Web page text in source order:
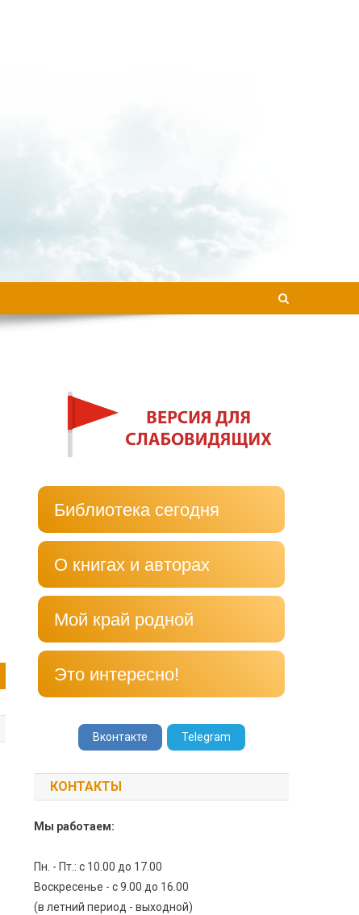
Библиотека сегодня
О книгах и авторах
Мой край родной
Это интересно!
Вконтакте Telegram
КОНТАКТЫ
Мы работаем:
Пн. - Пт.: с 10.00 до 17.00
Воскресенье - с 9.00 до 16.00
(в летний период - выходной)